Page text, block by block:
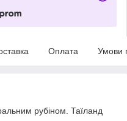
Оплата Умови
рубіном. Таїланд